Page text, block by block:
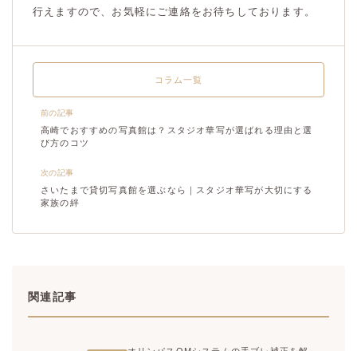
行えますので、お気軽にご連絡をお待ちしております。
前の記事
高崎でおすすめの写真館は？スタジオ華写が選ばれる理由と選
び方のコツ
コラム一覧
次の記事
さいたまで貸切写真館を選ぶなら｜スタジオ華写が大切にする
家族の絆
関連記事